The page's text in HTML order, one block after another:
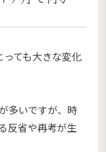
ても大きな変化
多いですが、時
反省や再考が生